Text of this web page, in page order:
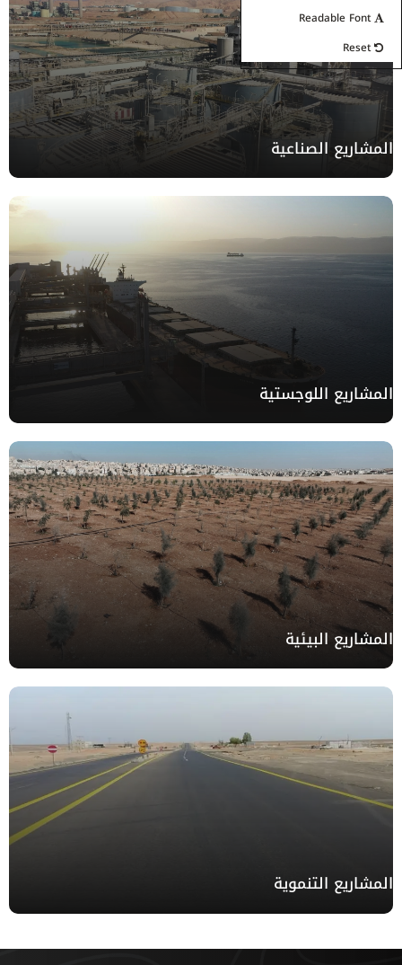
Readable Font
Reset
المشاريع الصناعية
المشاريع اللوجستية
المشاريع البيئية
المشاريع التنموية